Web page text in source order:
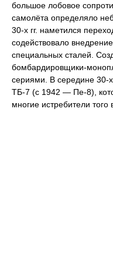
большое лобовое
самолёта определяло
30-х гг. наметился
содействовало
специальных сталей.
бомбардировщики-
сериями. В середине 30-
ТБ-7 (с 1942 — Пе-8),
многие истребители того